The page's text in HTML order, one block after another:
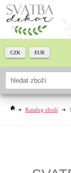
Katalog zboží
CZK EUR